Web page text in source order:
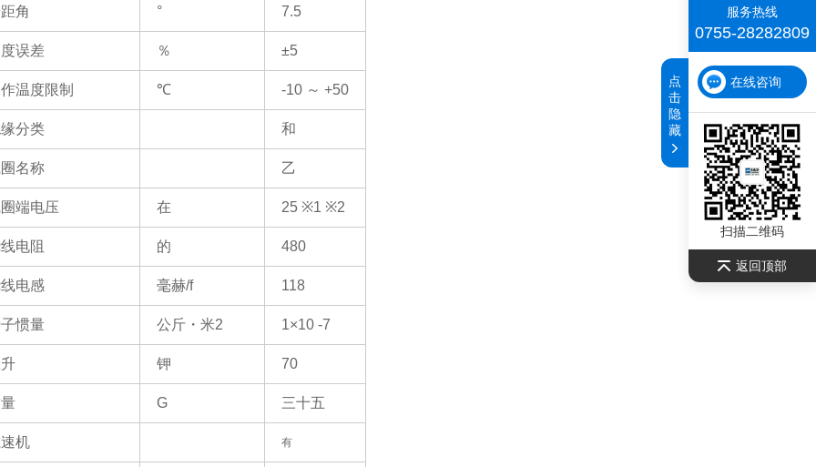
角 ° 7.5
误差 ％ ±5
温度限制 ℃ -10 ～ +50
分类 和
名称 乙
端电压 在 25 ※1 ※2
电阻 的 480
电感 毫赫/f 118
惯量 公斤・米2 1×10 -7
钾 70
G 三十五
机 有
服务热线
0755-28282809
在线咨询
扫描二维码
返回顶部
点
击
隐
藏